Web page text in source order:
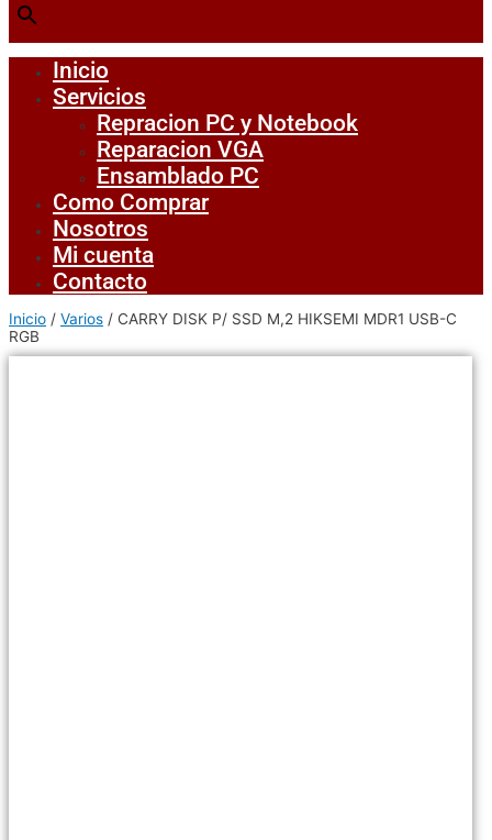
Inicio
Servicios
Repracion PC y Notebook
Reparacion VGA
Ensamblado PC
Como Comprar
Nosotros
Mi cuenta
Contacto
Inicio / Varios / CARRY DISK P/ SSD M,2 HIKSEMI MDR1 USB-C
RGB